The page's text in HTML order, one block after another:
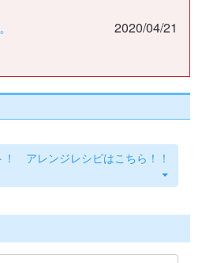
2020/04/21
アレンジレシピはこちら！！